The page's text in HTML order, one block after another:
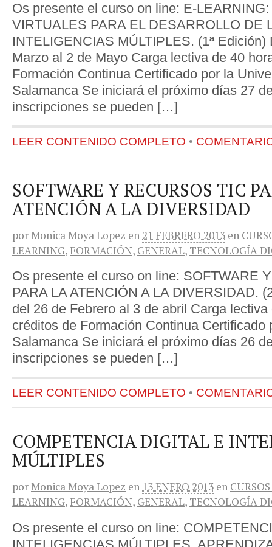
Os presente el curso on line: E-
VIRTUALES PARA EL DESARROLLO DE
INTELIGENCIAS MÚLTIPLES. (1ª Edición)
Marzo al 2 de Mayo Carga lectiva de 40
Formación Continua Certificado por la
Salamanca Se iniciará el próximo días 27
inscripciones se pueden […]
LEER CONTENIDO COMPLETO •
SOFTWARE Y RECURSOS TIC
ATENCIÓN A LA DIVERSIDAD
por Monica Moya Lopez en 21 FEBRERO 2013 en
LEARNING, FORMACIÓN, GENERAL, TECNOLOGÍA
Os presente el curso on line: SOFTWARE
PARA LA ATENCIÓN A LA DIVERSIDAD.
del 26 de Febrero al 3 de abril Carga
créditos de Formación Continua Certificado
Salamanca Se iniciará el próximo días 26
inscripciones se pueden […]
LEER CONTENIDO COMPLETO •
COMPETENCIA DIGITAL E
MÚLTIPLES
por Monica Moya Lopez en 13 ENERO 2013 en
LEARNING, FORMACIÓN, GENERAL, TECNOLOGÍA
Os presente el curso on line: